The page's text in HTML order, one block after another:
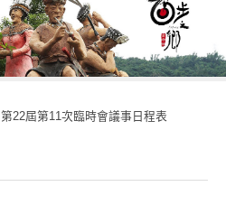
第22屆第11次臨時會議事日程表